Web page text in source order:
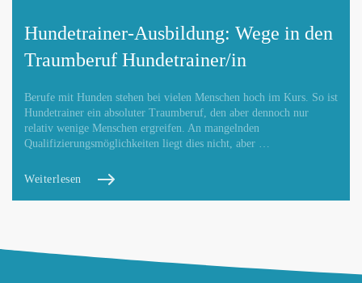
Hundetrainer-Ausbildung: Wege in den
Traumberuf Hundetrainer/in
Berufe mit Hunden stehen bei vielen Menschen hoch im Kurs. So ist
Hundetrainer ein absoluter Traumberuf, den aber dennoch nur
relativ wenige Menschen ergreifen. An mangelnden
Qualifizierungsmöglichkeiten liegt dies nicht, aber …
Weiterlesen